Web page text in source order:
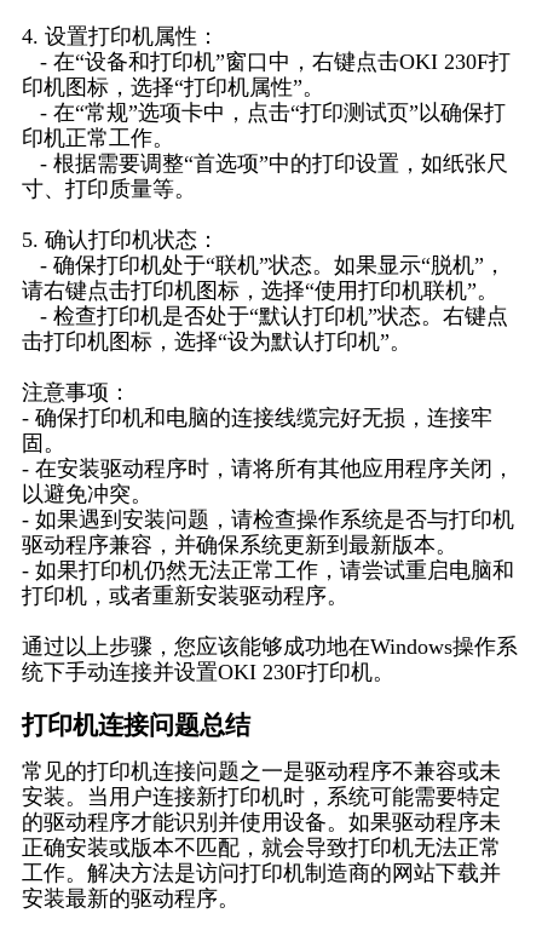
4. 设置打印机属性：
- 在“设备和打印机”窗口中，右键点击OKI 230F打
印机图标，选择“打印机属性”。
- 在“常规”选项卡中，点击“打印测试页”以确保打
印机正常工作。
- 根据需要调整“首选项”中的打印设置，如纸张尺
寸、打印质量等。
5. 确认打印机状态：
- 确保打印机处于“联机”状态。如果显示“脱机”，
请右键点击打印机图标，选择“使用打印机联机”。
- 检查打印机是否处于“默认打印机”状态。右键点
击打印机图标，选择“设为默认打印机”。
注意事项：
- 确保打印机和电脑的连接线缆完好无损，连接牢
固。
- 在安装驱动程序时，请将所有其他应用程序关闭，
以避免冲突。
- 如果遇到安装问题，请检查操作系统是否与打印机
驱动程序兼容，并确保系统更新到最新版本。
- 如果打印机仍然无法正常工作，请尝试重启电脑和
打印机，或者重新安装驱动程序。
通过以上步骤，您应该能够成功地在Windows操作系
统下手动连接并设置OKI 230F打印机。
打印机连接问题总结
常见的打印机连接问题之一是驱动程序不兼容或未
安装。当用户连接新打印机时，系统可能需要特定
的驱动程序才能识别并使用设备。如果驱动程序未
正确安装或版本不匹配，就会导致打印机无法正常
工作。解决方法是访问打印机制造商的网站下载并
安装最新的驱动程序。